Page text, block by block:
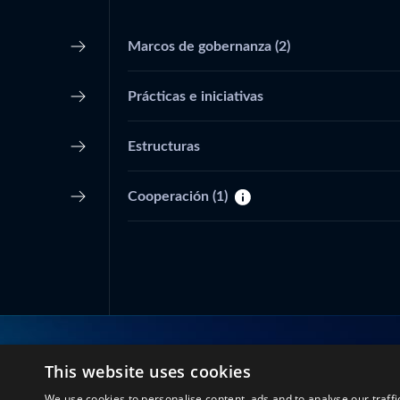
Marcos de gobernanza (2)
Prácticas e iniciativas
Estructuras
Cooperación (1)
This website uses cookies